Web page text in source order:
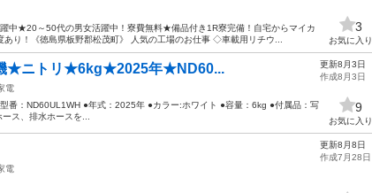
中★20～50代の男女活躍中！寮費無料★備品付き1R寮完備！自宅からマイカ
り！《徳島県板野郡松茂町》 人気の工場のお仕事 ◇車載用リチウ...
3
お気に入り
★ニトリ★6kg★2025年★ND60...
電
番：ND60UL1WH ●年式：2025年 ●カラー:ホワイト ●容量：6kg ●付属品：写
ス、排水ホースを...
更新8月3日
作成8月3日
9
お気に入り
電
更新8月8日
作成7月28日